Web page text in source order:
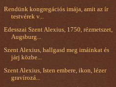
Rendünk kongregációs imája, amit az ír
testvérek v...
Edesszai Szent Alexius, 1750, rézmetszet,
Augsburg...
Szent Alexius, hallgasd meg imáinkat és
járj közbe...
Szent Alexius, Isten embere, ikon, lézer
gravírozá...